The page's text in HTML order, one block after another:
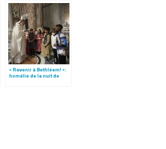
« Revenir à Bethléem! »:
homélie de la nuit de
Noël (texte complet)